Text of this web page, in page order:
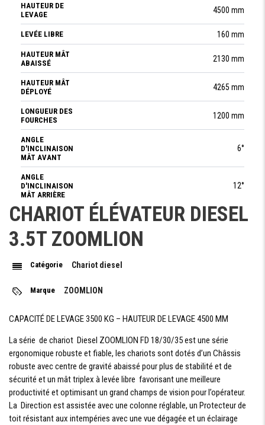
HAUTEUR DE
LEVAGE
4500 mm
LEVÉE LIBRE 160 mm
HAUTEUR MÂT
ABAISSÉ
2130 mm
HAUTEUR MÂT
DÉPLOYÉ
4265 mm
LONGUEUR DES
FOURCHES
1200 mm
ANGLE
D'INCLINAISON
MÂT AVANT
6°
ANGLE
D'INCLINAISON
MÂT ARRIÈRE
12°
VITESSE DE
LEVAGE
MAXIMUM
(CHARGÉ/VIDE)
FORCE DE
TRACTION AU
CHARGE
TRANSMISSION
VITESSE DE
DÉPLACEMENT
EN CHARGE
20 km/h
PENTE
FRANCHISABLE
CHARIOT ÉLÉVATEUR DIESEL
3.5T ZOOMLION
Catégorie Chariot diesel
Marque ZOOMLION
CAPACITÉ DE LEVAGE 3500 KG – HAUTEUR DE LEVAGE 4500 MM
La série de chariot Diesel ZOOMLION FD 18/30/35 est une série
ergonomique robuste et fiable, les chariots sont dotés d’un Châssis
robuste avec centre de gravité abaissé pour plus de stabilité et de
sécurité et un mât triplex à levée libre favorisant une meilleure
productivité et optimisant un grand champs de vision pour l’opérateur.
La Direction est assistée avec une colonne réglable, un Protecteur de
toit résistant aux intempéries avec une vue dégagée et un éclairage